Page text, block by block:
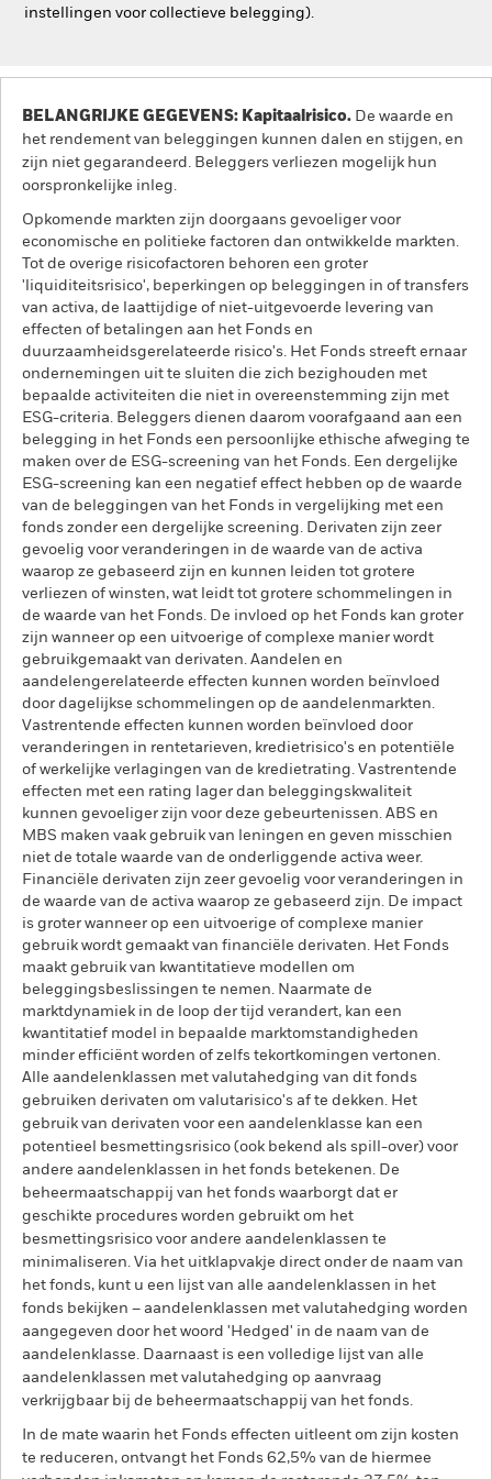
instellingen voor collectieve belegging).
BELANGRIJKE GEGEVENS: Kapitaalrisico. De waarde en
het rendement van beleggingen kunnen dalen en stijgen, en
zijn niet gegarandeerd. Beleggers verliezen mogelijk hun
oorspronkelijke inleg.
Opkomende markten zijn doorgaans gevoeliger voor
economische en politieke factoren dan ontwikkelde markten.
Tot de overige risicofactoren behoren een groter
'liquiditeitsrisico', beperkingen op beleggingen in of transfers
van activa, de laattijdige of niet-uitgevoerde levering van
effecten of betalingen aan het Fonds en
duurzaamheidsgerelateerde risico's. Het Fonds streeft ernaar
ondernemingen uit te sluiten die zich bezighouden met
bepaalde activiteiten die niet in overeenstemming zijn met
ESG-criteria. Beleggers dienen daarom voorafgaand aan een
belegging in het Fonds een persoonlijke ethische afweging te
maken over de ESG-screening van het Fonds. Een dergelijke
ESG-screening kan een negatief effect hebben op de waarde
van de beleggingen van het Fonds in vergelijking met een
fonds zonder een dergelijke screening. Derivaten zijn zeer
gevoelig voor veranderingen in de waarde van de activa
waarop ze gebaseerd zijn en kunnen leiden tot grotere
verliezen of winsten, wat leidt tot grotere schommelingen in
de waarde van het Fonds. De invloed op het Fonds kan groter
zijn wanneer op een uitvoerige of complexe manier wordt
gebruikgemaakt van derivaten. Aandelen en
aandelengerelateerde effecten kunnen worden beïnvloed
door dagelijkse schommelingen op de aandelenmarkten.
Vastrentende effecten kunnen worden beïnvloed door
veranderingen in rentetarieven, kredietrisico's en potentiële
of werkelijke verlagingen van de kredietrating. Vastrentende
effecten met een rating lager dan beleggingskwaliteit
kunnen gevoeliger zijn voor deze gebeurtenissen. ABS en
MBS maken vaak gebruik van leningen en geven misschien
niet de totale waarde van de onderliggende activa weer.
Financiële derivaten zijn zeer gevoelig voor veranderingen in
de waarde van de activa waarop ze gebaseerd zijn. De impact
is groter wanneer op een uitvoerige of complexe manier
gebruik wordt gemaakt van financiële derivaten. Het Fonds
maakt gebruik van kwantitatieve modellen om
beleggingsbeslissingen te nemen. Naarmate de
marktdynamiek in de loop der tijd verandert, kan een
kwantitatief model in bepaalde marktomstandigheden
minder efficiënt worden of zelfs tekortkomingen vertonen.
Alle aandelenklassen met valutahedging van dit fonds
gebruiken derivaten om valutarisico's af te dekken. Het
gebruik van derivaten voor een aandelenklasse kan een
potentieel besmettingsrisico (ook bekend als spill-over) voor
andere aandelenklassen in het fonds betekenen. De
beheermaatschappij van het fonds waarborgt dat er
geschikte procedures worden gebruikt om het
besmettingsrisico voor andere aandelenklassen te
minimaliseren. Via het uitklapvakje direct onder de naam van
het fonds, kunt u een lijst van alle aandelenklassen in het
fonds bekijken – aandelenklassen met valutahedging worden
aangegeven door het woord 'Hedged' in de naam van de
aandelenklasse. Daarnaast is een volledige lijst van alle
aandelenklassen met valutahedging op aanvraag
verkrijgbaar bij de beheermaatschappij van het fonds.
In de mate waarin het Fonds effecten uitleent om zijn kosten
te reduceren, ontvangt het Fonds 62,5% van de hiermee